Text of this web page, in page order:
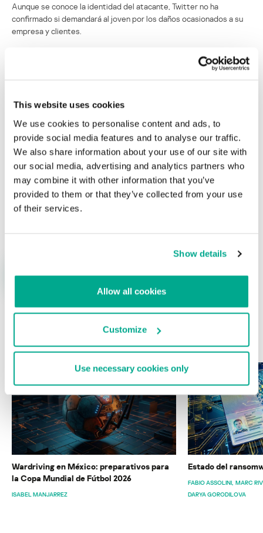
This website uses cookies
We use cookies to personalise content and ads, to
provide social media features and to analyse our traffic.
We also share information about your use of our site with
our social media, advertising and analytics partners who
may combine it with other information that you’ve
provided to them or that they’ve collected from your use
of their services.
Show details
Allow all cookies
Customize
Use necessary cookies only
Aunque se conoce la identidad del atacante, Twitter no ha
confirmado si demandará al joven por los daños ocasionados a su
empresa y clientes.
Cuatro gusanos atacan a los usuarios de
Su dirección de correo electrónico no será publicada.
campos obligatorios están marcados con*
Nombre*
ÚLTIMAS PUBLICACIONES
Wardriving en México: preparativos para
la Copa Mundial de Fútbol 2026
ISABEL MANJARREZ
Estado del
FABIO ASSOLINI MARC
DARYA GORODILOVA